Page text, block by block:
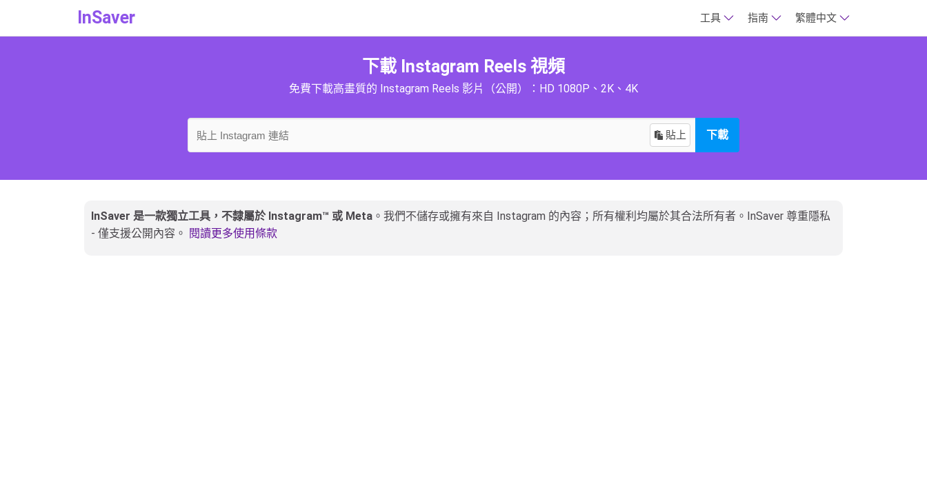
InSaver 工具 指南 繁體中文
下載 Instagram Reels 視頻
免費下載高畫質的 Instagram Reels 影片（公開）：HD 1080P、2K、4K
貼上 下載
InSaver 是一款獨立工具，不隸屬於 Instagram™ 或 Meta 。我們不儲存或擁有來自 Instagram 的內容；所有權利均屬於其合法所有者。InSaver 尊重隱私
- 僅支援公開內容。 閱讀更多使用條款